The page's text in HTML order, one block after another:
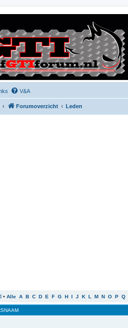
V&A
Forumoverzicht Leden
• Alle A B C D E F G H I J K L M N O P Q